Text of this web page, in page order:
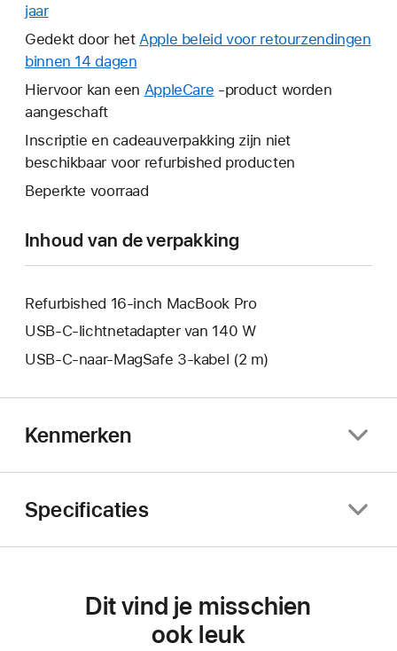
jaarHierdoor
wordt
er
nieuw
venster
geopend.
Gedekt door hetApple beleid voor retourzendingen
binnen 14 dagen
wordt
nieuw
venster
geopend.
Hiervoor kan een AppleCare Hierdoor
er
een
-product worden
aangeschaft
Inscriptie en cadeauverpakking zijn niet
beschikbaar voor refurbished producten
Beperkte voorraad
Inhoud van de verpakking
Refurbished 16‑inch MacBook Pro
USB‑C-lichtnetadapter van 140 W
USB‑C-naar-MagSafe 3-kabel (2 m)
Kenmerken
Specificaties
Dit vind je misschien
ook leuk